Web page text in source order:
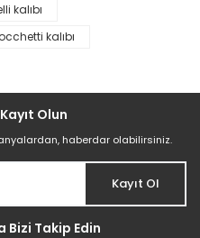
kalıbı
kalıbı
Olun
haberdar olabilirsiniz.
Kayıt Ol
Bizi Takip Edin